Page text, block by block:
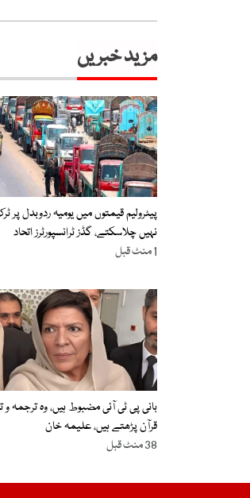
مزید خبریں
پیٹرولیم قیمتوں میں یومیہ ردوبدل پر
نہیں چلاسکتے، گڈز ٹرانسپورٹرز اتحاد
1 منٹ قبل
بانی پی ٹی آئی مضبوط ہیں، وہ ترجمہ و
قرآن پڑھتے ہیں، علیمہ خان
38 منٹ قبل